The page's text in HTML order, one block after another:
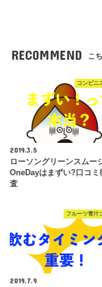
RECOMMEND こ
コンビニ
2019.3.5
ローソングリーンスムー
OneDayはまずい?口コミ
査
フルーツ青汁
2019.7.9